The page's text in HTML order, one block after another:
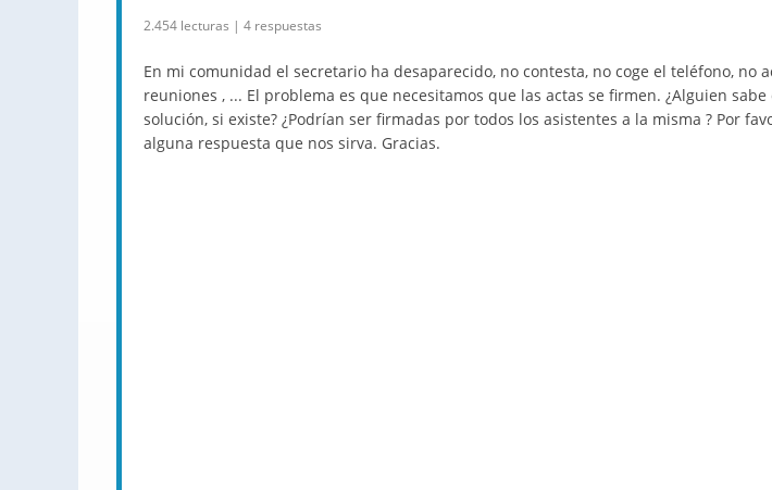
2.454 lecturas | 4 respuestas
En mi comunidad el secretario ha desaparecido, no contesta, no coge el teléfono, no
reuniones , ... El problema es que necesitamos que las actas se firmen. ¿Alguien sabe
solución, si existe? ¿Podrían ser firmadas por todos los asistentes a la misma ? Por
alguna respuesta que nos sirva. Gracias.